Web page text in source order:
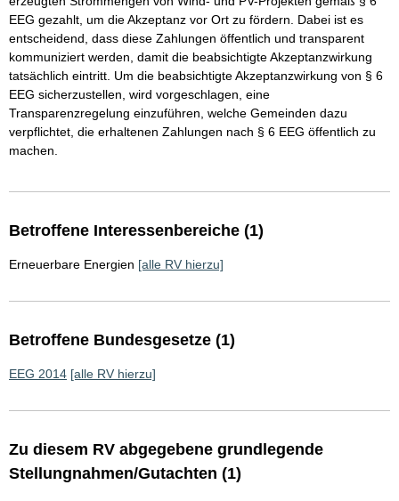
EEG gezahlt, um die Akzeptanz vor Ort zu fördern. Dabei ist es
entscheidend, dass diese Zahlungen öffentlich und transparent
kommuniziert werden, damit die beabsichtigte Akzeptanzwirkung
tatsächlich eintritt. Um die beabsichtigte Akzeptanzwirkung von § 6
EEG sicherzustellen, wird vorgeschlagen, eine
Transparenzregelung einzuführen, welche Gemeinden dazu
verpflichtet, die erhaltenen Zahlungen nach § 6 EEG öffentlich zu
machen.
Betroffene Interessenbereiche (1)
Erneuerbare Energien [alle RV hierzu]
Betroffene Bundesgesetze (1)
EEG 2014 [alle RV hierzu]
Zu diesem RV abgegebene grundlegende
Stellungnahmen/Gutachten (1)